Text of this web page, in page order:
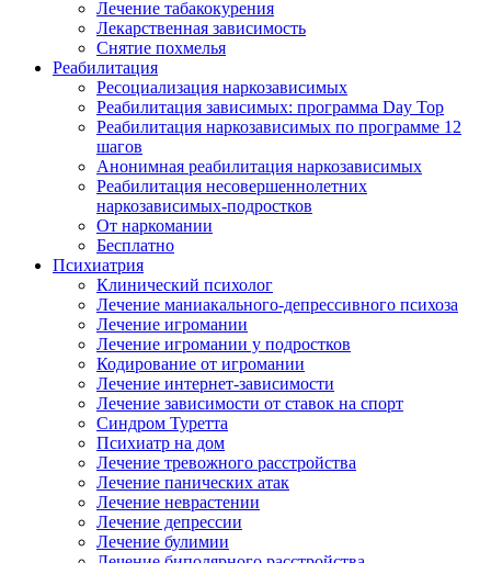
Лечение табакокурения
Лекарственная зависимость
Снятие похмелья
Реабилитация
Ресоциализация наркозависимых
Реабилитация зависимых: программа Day Top
Реабилитация наркозависимых по программе 12
шагов
Анонимная реабилитация наркозависимых
Реабилитация несовершеннолетних
наркозависимых-подростков
От наркомании
Бесплатно
Психиатрия
Клинический психолог
Лечение маниакального-депрессивного психоза
Лечение игромании
Лечение игромании у подростков
Кодирование от игромании
Лечение интернет-зависимости
Лечение зависимости от ставок на спорт
Синдром Туретта
Психиатр на дом
Лечение тревожного расстройства
Лечение панических атак
Лечение неврастении
Лечение депрессии
Лечение булимии